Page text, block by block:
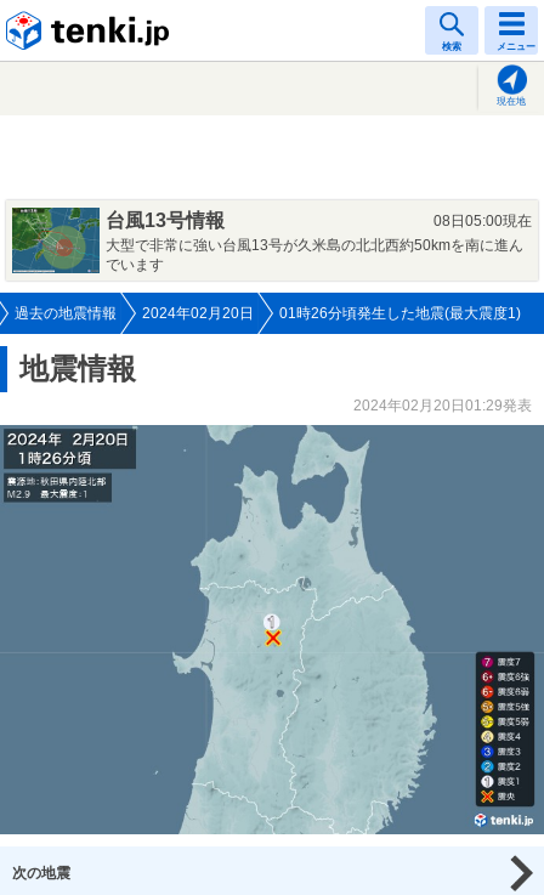
検索 メニュー
現在地
台風13号情報
08日05:00現在
大型で非常に強い台風13号が久米島の北北西約50kmを南に進ん
でいます
過去の地震情報 2024年02月20日 01時26分頃発生した地震(最大震度1)
地震情報
2024年02月20日01:29発表
次の地震